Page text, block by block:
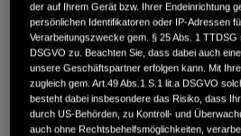
Kilometerstand
Kraftstoffart
Super
Getriebe
Türen
5
Leistung
61 kW
Hubraum
1.339
Erstzulassung
Bauart
der auf Ihrem Gerät bzw. Ihrer Endeinrichtung
persönlichen Identifikatoren oder IP-Adressen
Verarbeitungszwecke gem. § 25 Abs. 1 TTDSG
DSGVO zu. Beachten Sie, dass dabei auch
unsere Geschäftspartner erfolgen kann. Mit
zugleich gem. Art.49 Abs.1 S.1 lit.a DSGVO
besteht dabei insbesondere das Risiko, dass
durch US-Behörden, zu Kontroll- und
auch ohne Rechtsbehelfsmöglichkeiten,